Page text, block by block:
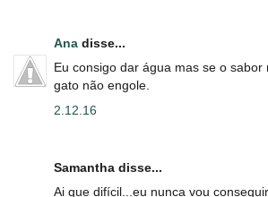
Ana disse...
Eu consigo dar água mas se o sabor
gato não engole.
2.12.16
Samantha disse...
Ai que difícil...eu nunca vou